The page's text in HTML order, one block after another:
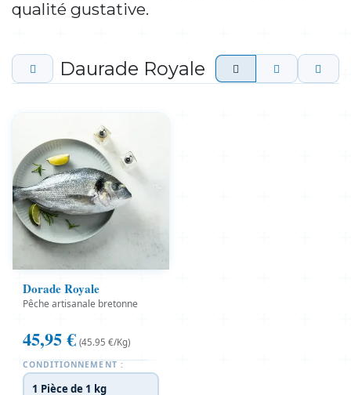
qualité gustative.
Daurade Royale
Dorade Royale
Pêche artisanale bretonne
45,95€ (45.95 €/Kg)
CONDITIONNEMENT :